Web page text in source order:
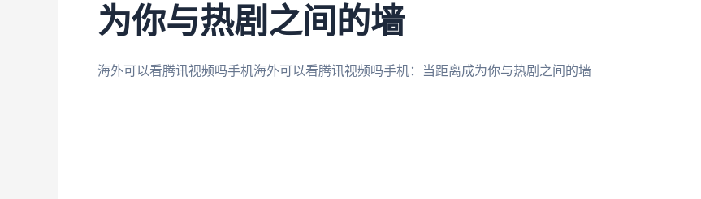
为你与热剧之间的墙
海外可以看腾讯视频吗手机海外可以看腾讯视频吗手机：当距离成为你与热剧之间的墙